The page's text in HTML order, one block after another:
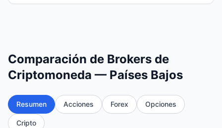
Comparación de Brokers de
Criptomoneda — Países Bajos
Resumen Acciones Forex Opciones
Cripto